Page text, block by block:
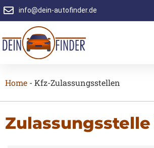
info@dein-autofinder.de
Home - Kfz-Zulassungsstellen